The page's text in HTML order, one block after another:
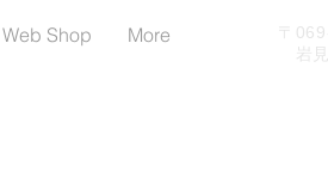
Web Shop More
〒
岩見